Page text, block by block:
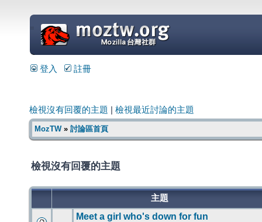
=
登入 註冊
檢視沒有回覆的主題 檢視最近討論的主題
MozTW» 討論區首頁
檢視沒有回覆的主題
主題
Meet a girl who's down for fun